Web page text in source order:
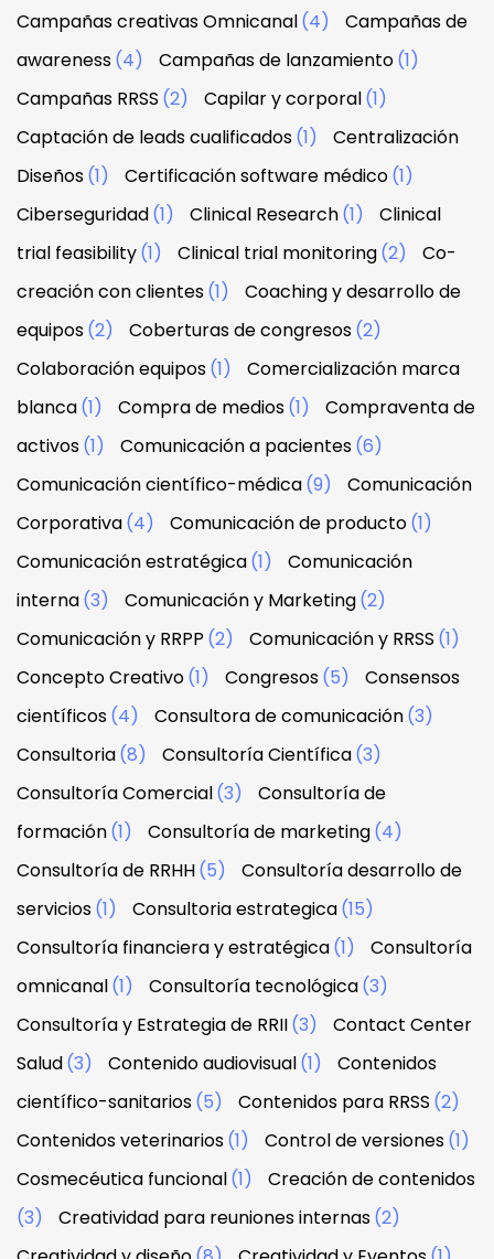
Campañas creativas Omnicanal(4)
Campañas de
awareness(4) Campañas de lanzamiento(1)
Campañas RRSS (2) Capilar y corporal(1)
Captación de leads cualificados(1)
Centralización
Diseños(1) Certificación software médico(1)
Ciberseguridad(1) Clinical Research(1)
Clinical
trial feasibility(1) Clinical trial monitoring(2)
Co-
creación con clientes(1)
Coaching y desarrollo de
equipos(2) Coberturas de congresos(2)
Colaboración equipos(1)
Comercialización marca
blanca(1) Compra de medios(1)
Compraventa de
activos(1) Comunicación a pacientes(6)
Comunicación científico-médica(9)
Comunicación
Corporativa(4) Comunicación de producto(1)
Comunicación estratégica(1)
Comunicación
interna(3) Comunicación y Marketing(2)
Comunicación y RRPP (2) Comunicación y RRSS (1)
Concepto Creativo(1) Congresos(5)
Consensos
científicos(4) Consultora de comunicación(3)
Consultoria(8) Consultoría Científica(3)
Consultoría Comercial(3)
Consultoría de
formación(1) Consultoría de marketing(4)
Consultoría de RRHH(5)
Consultoría desarrollo de
servicios(1) Consultoria estrategica(15)
Consultoría financiera y estratégica(1)
Consultoría
omnicanal(1) Consultoría tecnológica(3)
Consultoría y Estrategia de RRII(3)
Contact Center
Salud(3) Contenido audiovisual(1)
Contenidos
científico-sanitarios(5) Contenidos para RRSS (2)
Contenidos veterinarios(1) Control de versiones(1)
Cosmecéutica funcional(1)
Creación de contenidos
(3)
Creatividad para reuniones internas(2)